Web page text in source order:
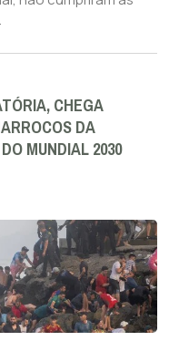
CHEGA
DA
MUNDIAL 2030